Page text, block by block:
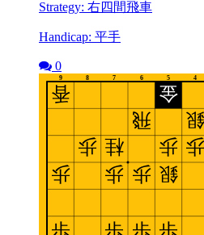
Strategy: 右四間飛車
Handicap: 平手
0